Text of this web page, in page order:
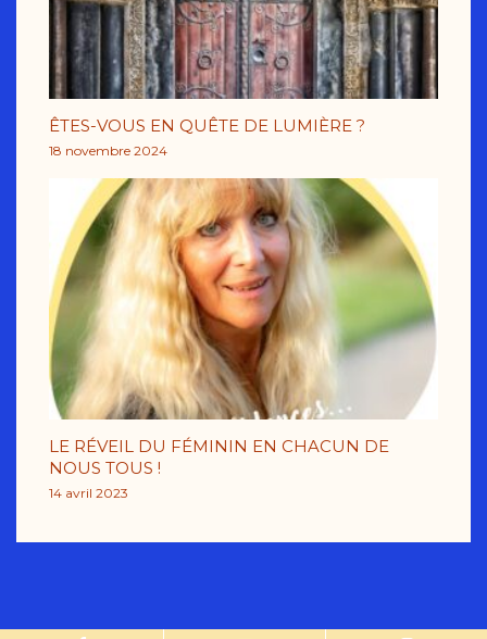
ÊTES-VOUS EN QUÊTE DE LUMIÈRE ?
18 novembre 2024
LE RÉVEIL DU FÉMININ EN CHACUN DE
NOUS TOUS !
14 avril 2023